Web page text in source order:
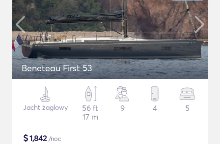
Beneteau First 53
Jacht żaglowy
56 ft
17 m
9 4 5
$1,842/noc